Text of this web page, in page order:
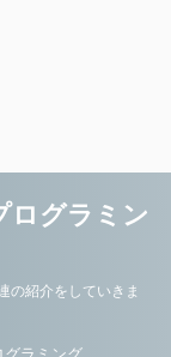
ログラミン
の紹介をしていきま